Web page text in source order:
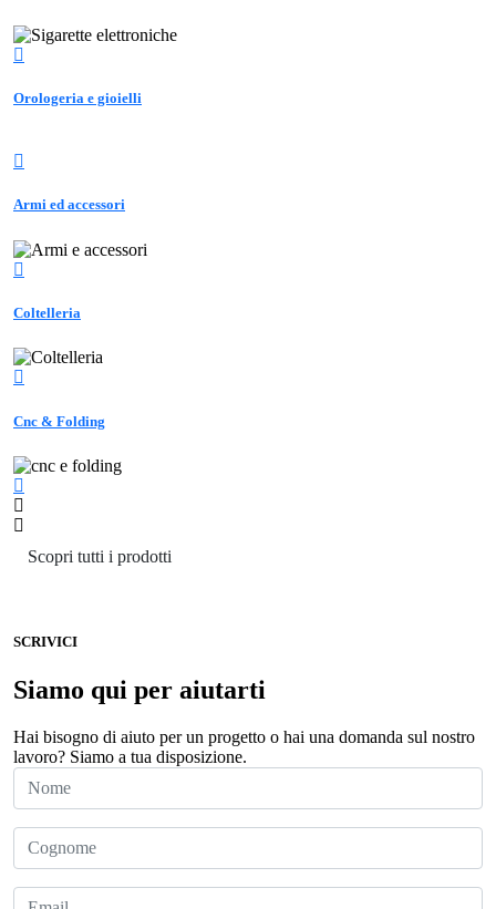
Orologeria e gioielli
Armi ed accessori
Coltelleria
Cnc & Folding
Scopri tutti i prodotti
SCRIVICI
Siamo qui per aiutarti
Hai bisogno di aiuto per un progetto o hai una domanda sul nostro
lavoro? Siamo a tua disposizione.